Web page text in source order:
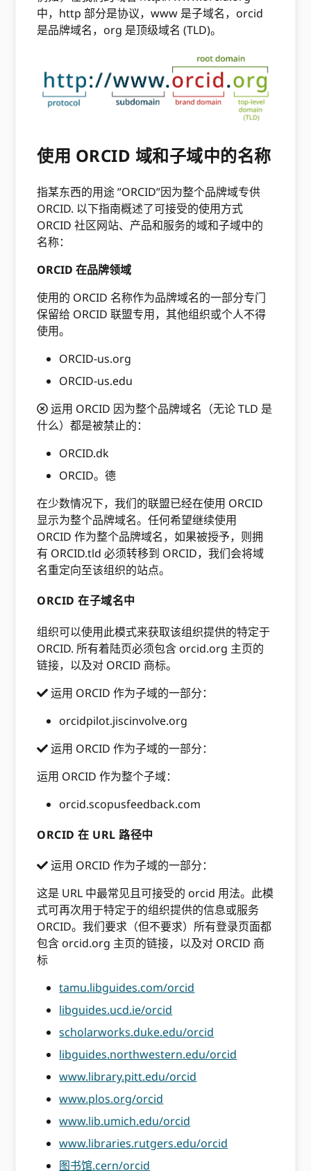
中，http 部分是协议，www 是子域名，orcid
是品牌域名，org 是顶级域名 (TLD)。
使用 ORCID 域和子域中的名称
指某东西的用途 ”ORCID”因为整个品牌域专供
ORCID. 以下指南概述了可接受的使用方式
ORCID 社区网站、产品和服务的域和子域中的
名称：
ORCID 在品牌领域
使用的 ORCID 名称作为品牌域名的一部分专门
保留给 ORCID 联盟专用，其他组织或个人不得
使用。
ORCID-us.org
ORCID-us.edu
运用 ORCID 因为整个品牌域名（无论 TLD 是
什么）都是被禁止的：
ORCID.dk
ORCID。德
在少数情况下，我们的联盟已经在使用 ORCID
显示为整个品牌域名。任何希望继续使用
ORCID 作为整个品牌域名，如果被授予，则拥
有 ORCID.tld 必须转移到 ORCID，我们会将域
名重定向至该组织的站点。
ORCID 在子域名中
组织可以使用此模式来获取该组织提供的特定于
ORCID. 所有着陆页必须包含 orcid.org 主页的
链接，以及对 ORCID 商标。
运用 ORCID 作为子域的一部分：
orcidpilot.jiscinvolve.org
运用 ORCID 作为子域的一部分：
运用 ORCID 作为整个子域：
orcid.scopusfeedback.com
ORCID 在 URL 路径中
运用 ORCID 作为子域的一部分：
这是 URL 中最常见且可接受的 orcid 用法。此模
式可再次用于特定于的组织提供的信息或服务
ORCID。我们要求（但不要求）所有登录页面都
包含 orcid.org 主页的链接，以及对 ORCID 商
标
tamu.libguides.com/orcid
libguides.ucd.ie/orcid
scholarworks.duke.edu/orcid
libguides.northwestern.edu/orcid
www.library.pitt.edu/orcid
www.plos.org/orcid
www.lib.umich.edu/orcid
www.libraries.rutgers.edu/orcid
图书馆.cern/orcid